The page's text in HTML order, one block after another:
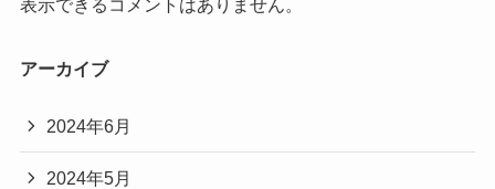
表示できるコメントはありません。
アーカイブ
2024年6月
2024年5月